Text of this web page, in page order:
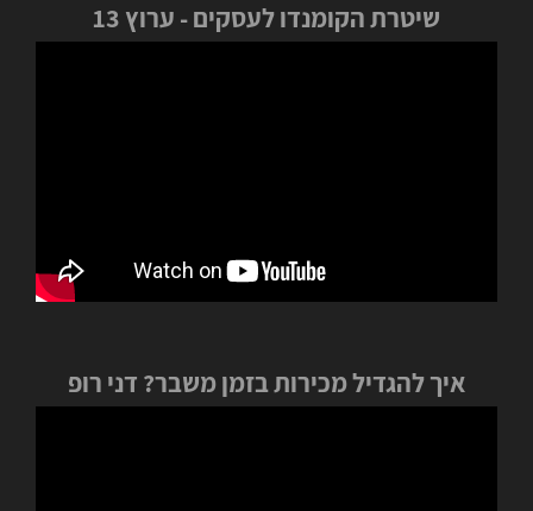
שיטרת הקומנדו לעסקים - ערוץ 13
איך להגדיל מכירות בזמן משבר? דני רופ